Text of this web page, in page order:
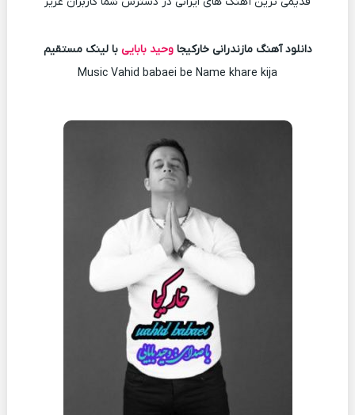
دانلود آهنگ مازندرانی خارکیجاوحید بابایی با لینک مستقیم
Music Vahid babaei be Name khare kija